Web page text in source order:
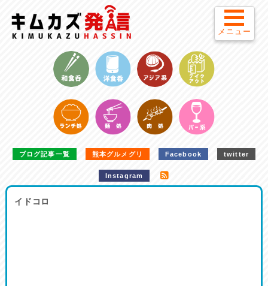
ブログ記事一覧 熊本グルメグリ Facebook twitter
Instagram
イドコロ
メニュー